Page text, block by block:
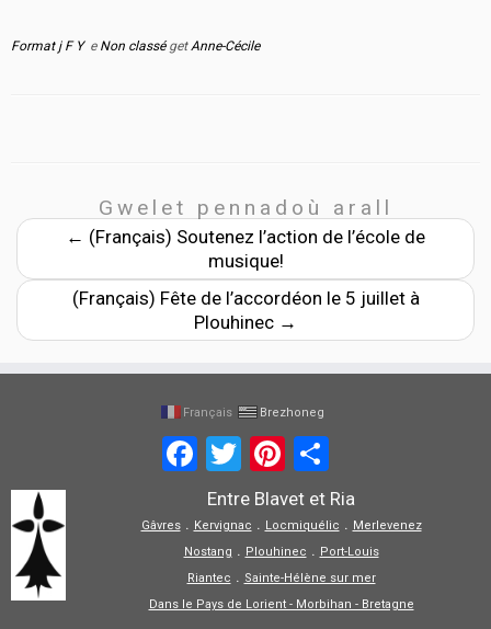
Format j F Ye Non classé getAnne-Cécile
Gwelet pennadoù arall
← (Français) Soutenez l’action de l’école de
musique!
(Français) Fête de l’accordéon le 5 juillet à
Plouhinec →
Français Brezhoneg
FacebookTwitter Pinterest
Entre Blavet et Ria
Gâvres. Kervignac . Locmiquélic . Merlevenez
Nostang . Plouhinec . Port-Louis
Riantec . Sainte-Hélène sur mer
Dans le Pays de Lorient - Morbihan - Bretagne